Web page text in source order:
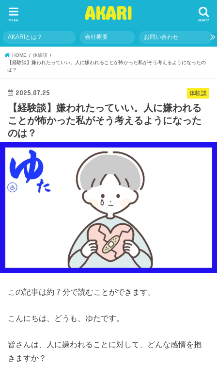
AKARI search
menu
AKARIとは？ 会社概要 お問い合わせ
HOME
体験談
【経験談】嫌われたっていい。人に嫌われることが怖かった私がそう考えるようになったの
は？
体験談
2025.07.25
【経験談】嫌われたっていい。人に嫌われる
ことが怖かった私がそう考えるようになった
のは？
この記事は約 7 分で読むことができます。
こんにちは、どうも、ゆたです。
皆さんは、人に嫌われることに対して、どんな感情を抱
きますか？